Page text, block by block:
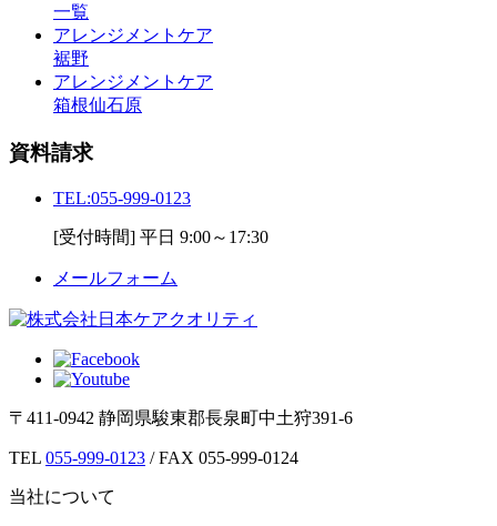
一覧
アレンジメントケア
裾野
アレンジメントケア
箱根仙石原
資料請求
TEL:055-999-0123
[受付時間] 平日 9:00～17:30
メールフォーム
〒411-0942 静岡県駿東郡長泉町中土狩391-6
TEL 055-999-0123 / FAX 055-999-0124
当社について